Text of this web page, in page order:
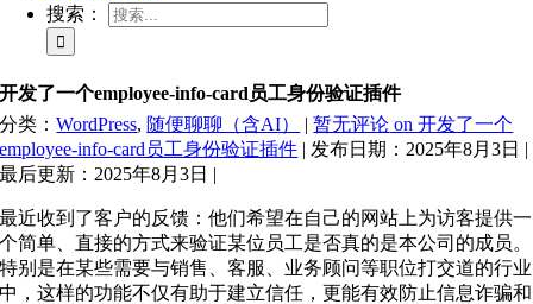
搜索：
开发了一个employee-info-card员工身份验证插件
分类：WordPress, 随便聊聊（含AI） |暂无评论 on 开发了一个
employee-info-card员工身份验证插件 | 发布日期：2025年8月3日 |
最后更新：2025年8月3日 |
最近收到了客户的反馈：他们希望在自己的网站上为访客提供一
个简单、直接的方式来验证某位员工是否真的是本公司的成员。
特别是在某些需要与销售、客服、业务顾问等职位打交道的行业
中，这样的功能不仅有助于建立信任，更能有效防止信息诈骗和